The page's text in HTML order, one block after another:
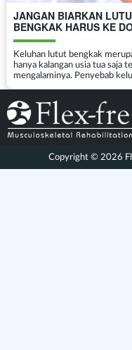
JANGAN BIARKAN
BENGKAK HARUS KE
Keluhan lutut bengkak
hanya kalangan usia tua saja
mengalaminya. Penyebab keluhan lutut bengkak ini timbul dapat
Copyright © 2026